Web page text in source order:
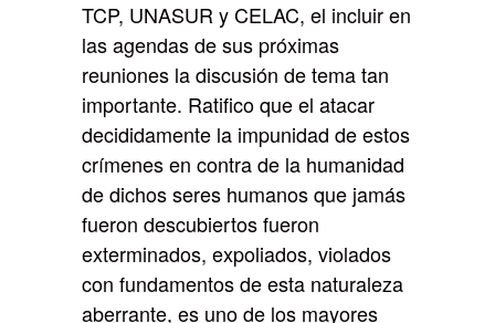
TCP, UNASUR y CELAC, el incluir en
las agendas de sus próximas
reuniones la discusión de tema tan
importante. Ratifico que el atacar
decididamente la impunidad de estos
crímenes en contra de la humanidad
de dichos seres humanos que jamás
fueron descubiertos fueron
exterminados, expoliados, violados
con fundamentos de esta naturaleza
aberrante, es uno de los mayores